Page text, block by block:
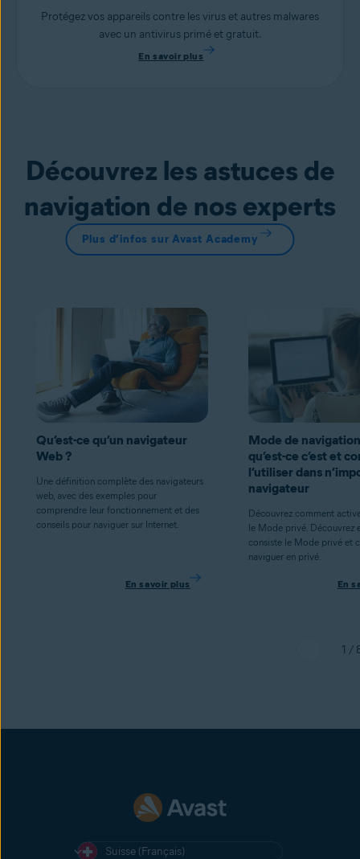
Protégez vos appareils contre les virus et autres malwares
avec un antivirus primé et gratuit.
En savoir plus
Découvrez les astuces de
navigation de nos experts
Plus d’infos sur Avast Academy
Qu’est-ce qu’un navigateur
Web ?
Une définition complète des navigateurs
web, avec des exemples pour
comprendre leur fonctionnement et des
conseils pour naviguer sur Internet.
En savoir plus
Mode de
qu’est-ce c’est et
l’utiliser dans
navigateur
Découvrez comment
le Mode privé. Découvrez
consiste le Mode privé et
naviguer en privé.
En
1 /
Suisse (Français)